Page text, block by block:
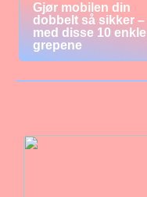
Gjør mobilen din
dobbelt så sikker –
med disse 10 enkle
grepene